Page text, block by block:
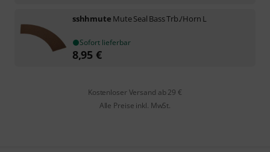
sshhmute Mute Seal Bass Trb./Horn L
Sofort lieferbar
8,95 €
Kostenloser Versand ab 29 €
Alle Preise inkl. MwSt.